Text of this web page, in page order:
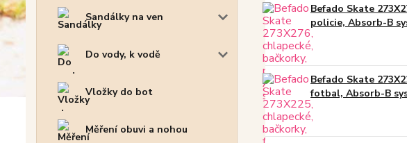
Sandálky na ven
Do vody, k vodě
Vložky do bot
Měření obuvi a nohou
Befado Skate
policie, Absorb-B
Befado Skate
fotbal, Absorb-B